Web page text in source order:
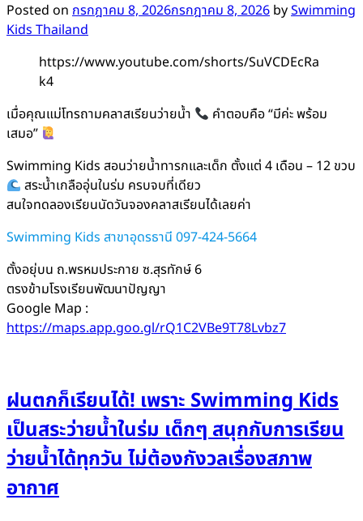
Posted on กรกฎาคม 8, 2026กรกฎาคม 8, 2026 bySwimming
Kids Thailand
https://www.youtube.com/shorts/SuVCDEcRa
k4
เมื่อคุณแม่โทรถามคลาสเรียนว่ายน้ำ
คำตอบคือ “มีค่ะ พร้อม
เสมอ”
Swimming Kids สอนว่ายน้ำทารกและเด็ก ตั้งแต่ 4 เดือน – 12 ขวบ
สระน้ำเกลืออุ่นในร่ม ครบจบที่เดียว
สนใจทดลองเรียนนัดวันจองคลาสเรียนได้เลยค่า
Swimming Kids สาขาอุดรธานี 097-424-5664
ตั้งอยุ่บน ถ.พรหมประกาย ซ.สุรทักษ์ 6
ตรงข้ามโรงเรียนพัฒนาปัญญา
Google Map :
https://maps.app.goo.gl/rQ1C2VBe9T78Lvbz7
ฝนตกก็เรียนได้! เพราะ Swimming Kids
เป็นสระว่ายน้ำในร่ม เด็กๆ สนุกกับการเรียน
ว่ายน้ำได้ทุกวัน ไม่ต้องกังวลเรื่องสภาพ
อากาศ